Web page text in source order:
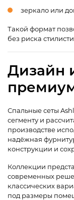
зеркало или
Такой формат
без риска
Дизайн
Спальные сеты
сегменту и
производстве
надёжная
конструкции и
Коллекции
современных
классических
под размеры